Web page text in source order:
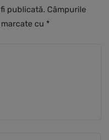
publicată. Câmpurile
cu *